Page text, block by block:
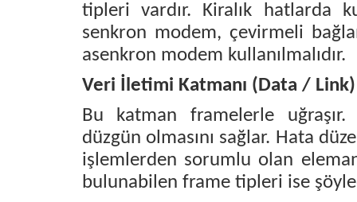
tipleri vardır. Kiralık hatlarda
senkron modem, çevirmeli
asenkron modem kullanılmalıdır.
Veri İletimi Katmanı (Data / Link)
Bu katman framelerle uğraşır.
düzgün olmasını sağlar. Hata
işlemlerden sorumlu olan
bulunabilen frame tipleri ise